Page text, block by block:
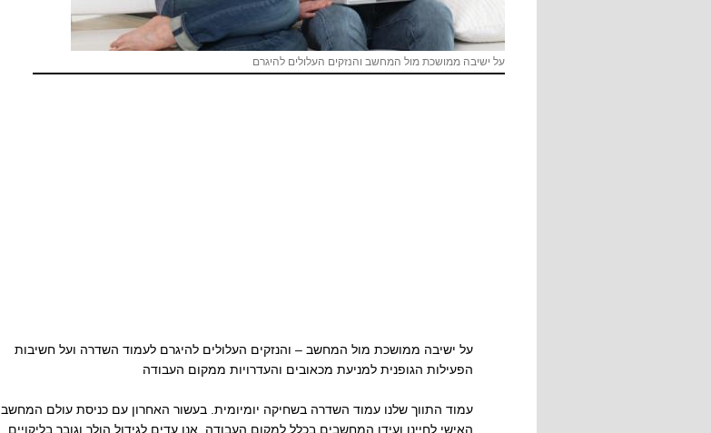
על ישיבה ממושכת מול המחשב והנזקים העלולים להיגרם
על ישיבה ממושכת מול המחשב – והנזקים העלולים להיגרם לעמוד השדרה ועל חשיבות
הפעילות הגופנית למניעת מכאובים והעדרויות ממקום העבודה
עמוד התווך שלנו עמוד השדרה בשחיקה יומיומית. בעשור האחרון עם כניסת עולם המחשב
האישי לחיינו ועידן המחשבים בכלל למקום העבודה, אנו עדים לגידול הולך וגובר בליקויים